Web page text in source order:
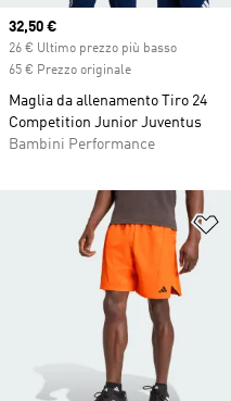
Current price
32,50 €
26 € Ultimo prezzo più basso
65 € Prezzo originale
Maglia da allenamento Tiro 24
Competition Junior Juventus
Bambini Performance